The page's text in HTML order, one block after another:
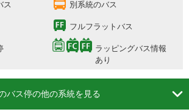
ス 別系統のバス
フルフラットバス
ラッピングバス情報
あり
バス停の他の系統を見る 